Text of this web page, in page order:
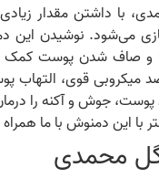
با داشتن مقدار
می‌شود. نوشیدن این
صاف شدن پوست کمک
قوی، التهاب
پوست، جوش و آکنه را
با این دمنوش با ما
محمدی